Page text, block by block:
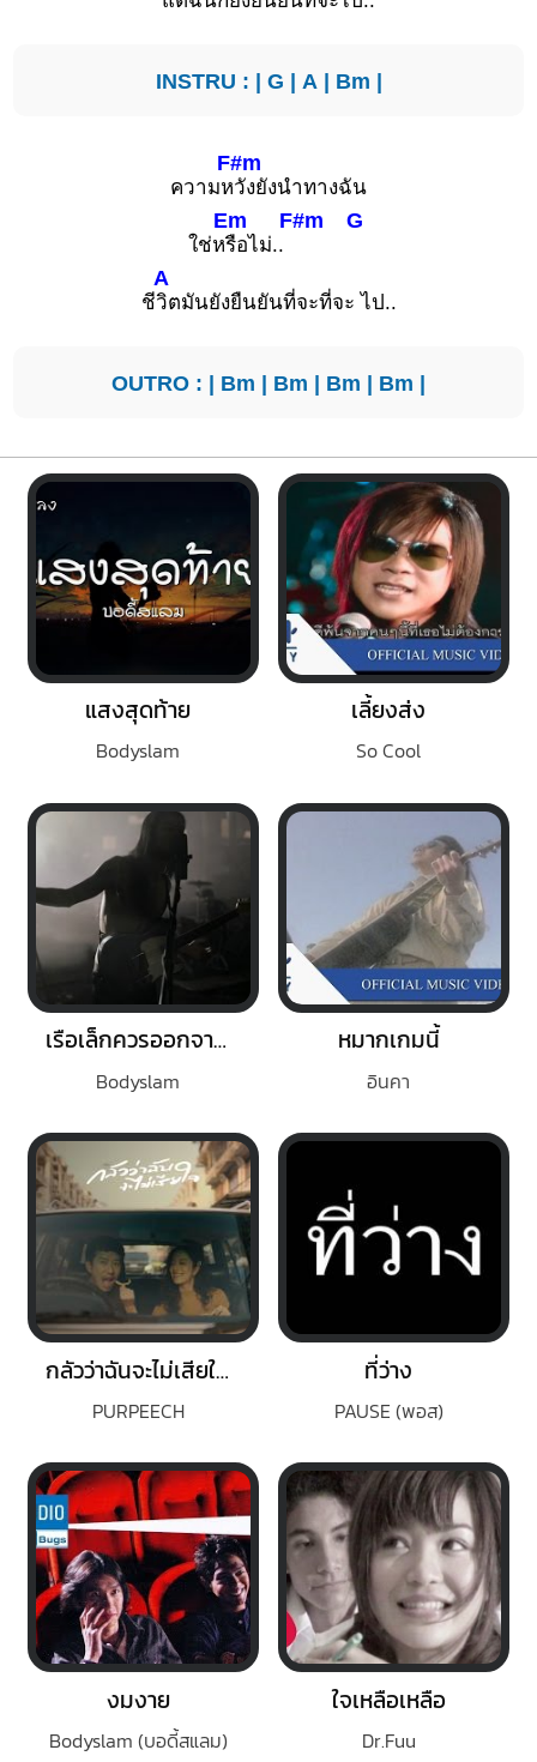
INSTRU : | G | A | Bm |
ความห
F#m
วังยังนำทางฉัน
ใช่ห
Em
รือไม่..
F#m G
ชี
A
วิตมันยังยืนยันที่จะที่จะ ไป..
OUTRO : | Bm | Bm | Bm | Bm |
แสงสุดท้าย
Bodyslam
เลี้ยงส่ง
So Cool
เรือเล็กควรออกจากฝั่ง
Bodyslam
หมากเกมนี้
อินคา
กลัวว่าฉันจะไม่เสียใจ (Fear)
PURPEECH
ที่ว่าง
PAUSE (พอส)
งมงาย
Bodyslam (บอดี้สแลม)
ใจเหลือเหลือ
Dr.Fuu